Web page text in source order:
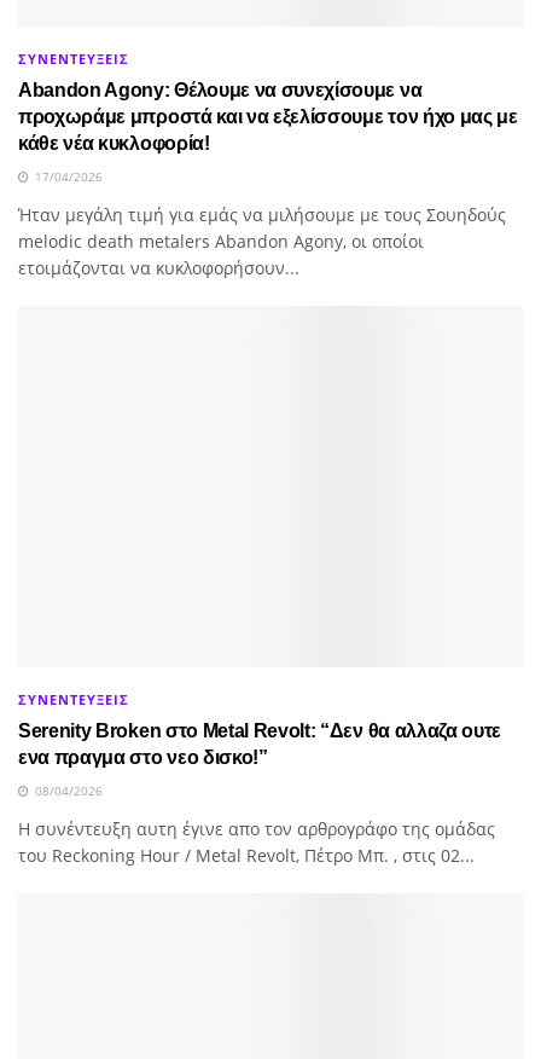
ΣΥΝΕΝΤΕΥΞΕΙΣ
Abandon Agony: Θέλουμε να συνεχίσουμε να
προχωράμε μπροστά και να εξελίσσουμε τον ήχο μας με
κάθε νέα κυκλοφορία!
17/04/2026
Ήταν μεγάλη τιμή για εμάς να μιλήσουμε με τους Σουηδούς
melodic death metalers Abandon Agony, οι οποίοι
ετοιμάζονται να κυκλοφορήσουν...
ΣΥΝΕΝΤΕΥΞΕΙΣ
Serenity Broken στο Metal Revolt: “Δεν θα αλλαζα ουτε
ενα πραγμα στο νεο δισκο!”
08/04/2026
H συνέντευξη αυτη έγινε απο τον αρθρογράφο της ομάδας
του Reckoning Hour / Metal Revolt, Πέτρο Μπ. , στις 02...